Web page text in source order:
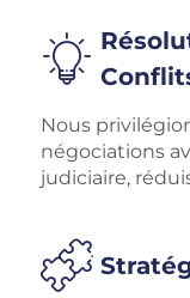
Nous
négociations
judiciaire,